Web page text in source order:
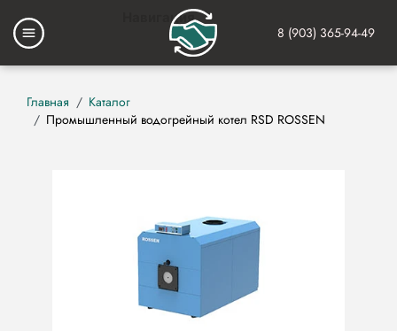
Навигация
Основная
основному
содержанию
8 (903) 365-94-49
Строка
навигации
Главная
Каталог
Промышленный водогрейный котел RSD ROSSEN